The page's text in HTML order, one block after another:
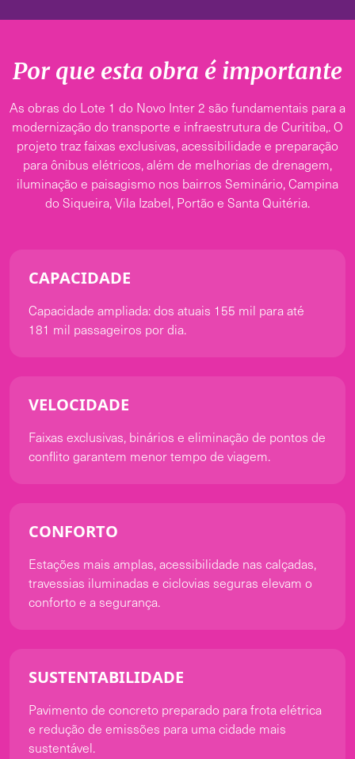
Por que esta obra é importante
As obras do Lote 1 do Novo Inter 2 são fundamentais para a
modernização do transporte e infraestrutura de Curitiba,. O
projeto traz faixas exclusivas, acessibilidade e preparação
para ônibus elétricos, além de melhorias de drenagem,
iluminação e paisagismo nos bairros Seminário, Campina
do Siqueira, Vila Izabel, Portão e Santa Quitéria.
CAPACIDADE
Capacidade ampliada: dos atuais 155 mil para até
181 mil passageiros por dia.
VELOCIDADE
Faixas exclusivas, binários e eliminação de pontos de
conflito garantem menor tempo de viagem.
CONFORTO
Estações mais amplas, acessibilidade nas calçadas,
travessias iluminadas e ciclovias seguras elevam o
conforto e a segurança.
SUSTENTABILIDADE
Pavimento de concreto preparado para frota elétrica
e redução de emissões para uma cidade mais
sustentável.